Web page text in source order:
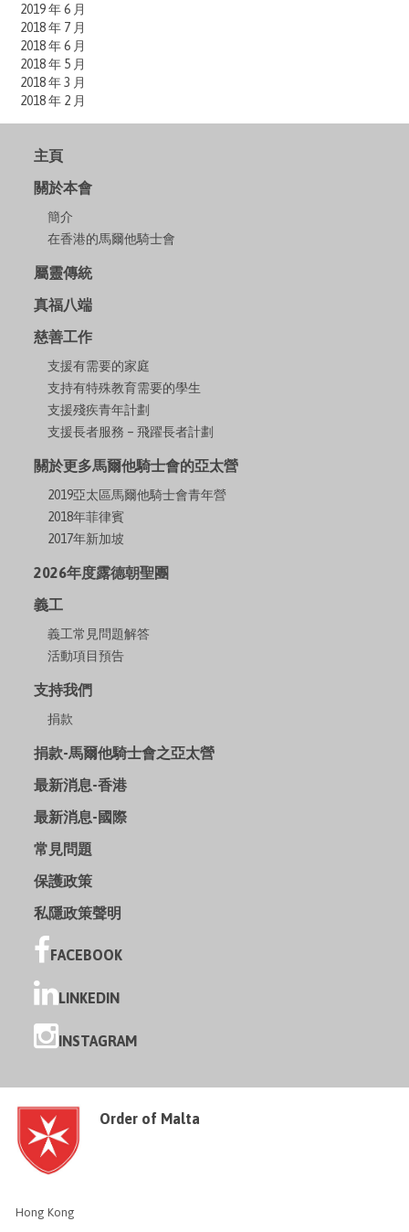
2019 年 6 月
2018 年 7 月
2018 年 6 月
2018 年 5 月
2018 年 3 月
2018 年 2 月
主頁
關於本會
簡介
在香港的馬爾他騎士會
屬靈傳統
真福八端
慈善工作
支援有需要的家庭
支持有特殊教育需要的學生
支援殘疾青年計劃
支援長者服務 – 飛躍長者計劃
關於更多馬爾他騎士會的亞太營
2019亞太區馬爾他騎士會青年營
2018年菲律賓
2017年新加坡
2026年度露德朝聖團
義工
義工常見問題解答
活動項目預告
支持我們
捐款
捐款-馬爾他騎士會之亞太營
最新消息-香港
最新消息-國際
常見問題
保護政策
私隱政策聲明
FACEBOOK
LINKEDIN
INSTAGRAM
Order of Malta
Hong Kong